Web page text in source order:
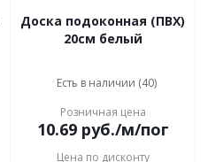
Доска подоконная (ПВХ)
20см белый
Есть в наличии (40)
Розничная цена
10.69руб./м/пог
Цена по дисконту